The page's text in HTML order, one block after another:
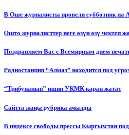
В Оше журналисты провели субботник на
Ошто журналисттер неге өзүн өзү чектеп
Поздравляем Вас с Всемирным днем
Радиостанция “Алмаз” находится под
“Трибунанын” ишин УКМК карап жатат
Сайтта жаңы рубрика ачылды
В индексе свободы прессы Кыргызстан